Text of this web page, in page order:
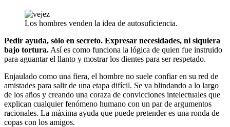
Los hombres venden la idea de autosuficiencia.
Pedir ayuda, sólo en secreto. Expresar necesidades, ni siquiera
bajo tortura. Así es como funciona la lógica de quien fue instruido
para aguantar el llanto y mostrar los dientes para ser respetado.
Enjaulado como una fiera, el hombre no suele confiar en su red de
amistades para salir de una etapa difícil. Se va blindando a lo largo
de los años y creando una coraza de convicciones intelectuales que
explican cualquier fenómeno humano con un par de argumentos
racionales. La máxima ayuda que puede pretender es una ronda de
copas con los amigos.